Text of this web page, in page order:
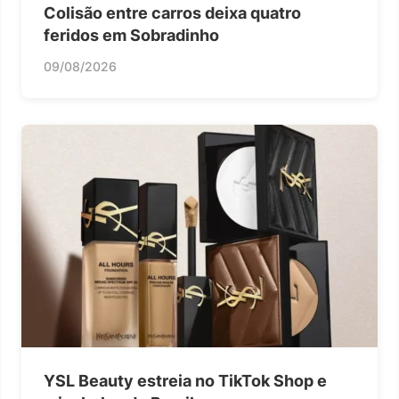
Colisão entre carros deixa quatro
feridos em Sobradinho
09/08/2026
YSL Beauty estreia no TikTok Shop e